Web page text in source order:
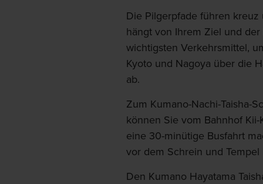
Die Pilgerpfade führen
hängt von Ihrem Ziel und der
wichtigsten Verkehrsmittel,
Kyoto und Nagoya über die
ab.
Zum Kumano-Nachi-Taisha-
können Sie vom Bahnhof Kii-
eine 30-minütige Busfahrt
vor dem Schrein und Tempel
Den Kumano Hayatama